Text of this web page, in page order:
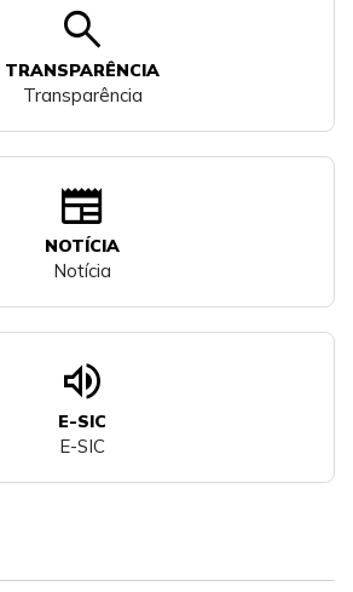
search
TRANSPARÊNCIA
Transparência
newspaper
NOTÍCIA
Notícia
volume_up
E-SIC
E-SIC